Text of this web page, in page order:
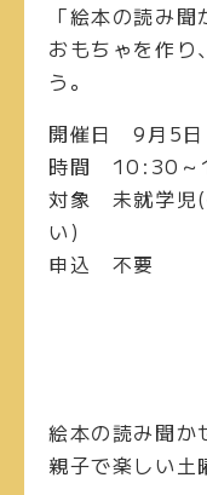
「絵本の読み
おもちゃを作り
う。
開催日
9月5日
時間 10:30～
対象 未就学児(
い)
申込 不要
絵本の読み聞か
親子で楽しい土